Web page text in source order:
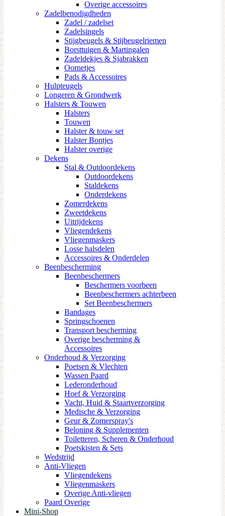
Overige accessoires
Zadelbenodigdheden
Zadel / zadelset
Zadelsingels
Stijgbeugels & Stijbeugelriemen
Borsttuigen & Martingalen
Zadeldekjes & Sjabrakken
Oornetjes
Pads & Accessoires
Hulpteugels
Longeren & Grondwerk
Halsters & Touwen
Halsters
Touwen
Halster & touw set
Halster Bontjes
Halster overige
Dekens
Stal & Outdoordekens
Outdoordekens
Staldekens
Onderdekens
Zomerdekens
Zweetdekens
Uitrijdekens
Vliegendekens
Vliegenmaskers
Losse halsdelen
Accessoires & Onderdelen
Beenbescherming
Beenbeschermers
Beschermers voorbeen
Beenbeschermers achterbeen
Set Beenbeschermers
Bandages
Springschoenen
Transport bescherming
Overige bescherming &
Accessoires
Onderhoud & Verzorging
Poetsen & Vlechten
Wassen Paard
Lederonderhoud
Hoef & Verzorging
Vacht, Huid & Staartverzorging
Medische & Verzorging
Geur & Zomerspray's
Beloning & Supplementen
Toiletteren, Scheren & Onderhoud
Poetskisten & Sets
Wedstrijd
Anti-Vliegen
Vliegendekens
Vliegenmaskers
Overige Anti-vliegen
Paard Overige
Mini-Shop